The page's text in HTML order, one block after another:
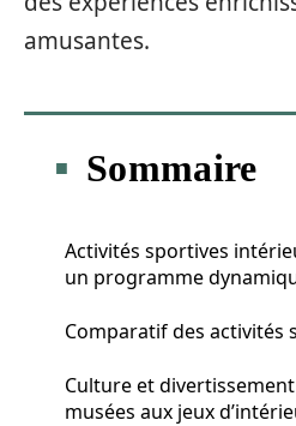
amusantes.
Sommaire
Activités sportives
un programme
Comparatif des activités
Culture et
musées aux jeux